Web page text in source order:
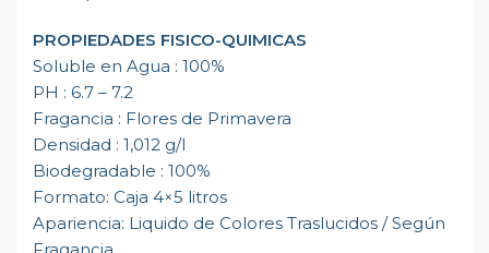
PROPIEDADES FISICO-QUIMICAS
Soluble en Agua : 100%
PH : 6.7 – 7.2
Fragancia : Flores de Primavera
Densidad : 1,012 g/l
Biodegradable : 100%
Formato: Caja 4×5 litros
Apariencia: Liquido de Colores Traslucidos / Según